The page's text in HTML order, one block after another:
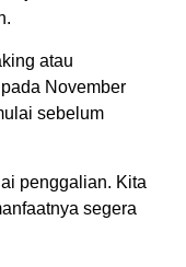
atau
November
sebelum
penggalian. Kita
segera